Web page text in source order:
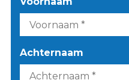
Achternaam